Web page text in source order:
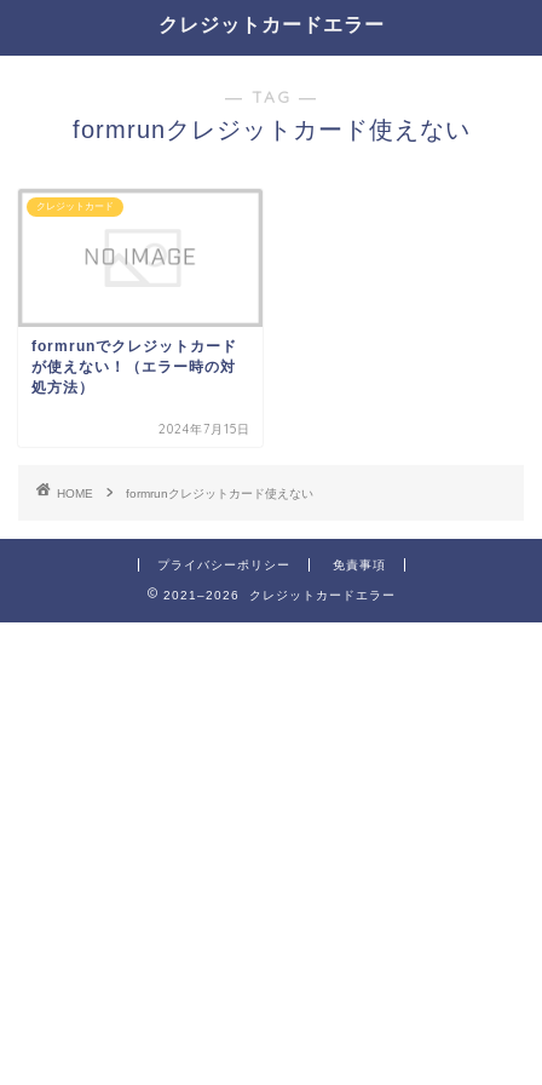
クレジットカードエラー
― TAG ―
formrunクレジットカード使えない
クレジットカード
formrunでクレジットカード
が使えない！（エラー時の対
処方法）
2024年7月15日
HOME formrunクレジットカード使えない
プライバシーポリシー 免責事項
2021–2026 クレジットカードエラー